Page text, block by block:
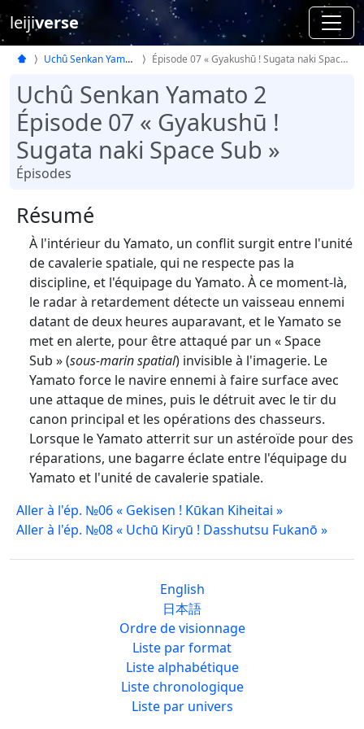
leijiverse
Uchû Senkan Yamato 2 Épisode 07 « Gyakushū ! Sugata naki Space Sub »
Uchû Senkan Yamato 2
Épisode 07 « Gyakushū !
Sugata naki Space Sub »
Épisodes
Résumé
À l'intérieur du Yamato, un conflit surgit entre l'unité
de cavalerie spatiale, qui ne respecte pas la
discipline, et l'équipage du Yamato. À ce moment-là,
le radar à retardement détecte un vaisseau ennemi
datant de deux heures auparavant, et le Yamato se
met en alerte, pour être attaqué par un « Space
Sub » (sous-marin spatial) invisible à l'imagerie. Le
Yamato force le navire ennemi à faire surface avec
une attaque de mines, puis le détruit avec le tir du
canon principal et les opérations des chasseurs.
Lorsque le Yamato atterrit sur un astéroïde pour des
réparations, une bagarre éclate entre l'équipage du
Yamato et l'unité de cavalerie spatiale.
Aller à l'ép. №06 « Gekisen ! Kūkan Kiheitai »
Aller à l'ép. №08 « Uchū Kiryū ! Dasshutsu Fukanō »
English
日本語
Ordre de visionnage
Liste par format
Liste alphabétique
Liste chronologique
Liste par univers